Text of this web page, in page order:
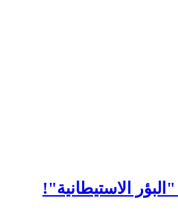
الاستيطانية"!